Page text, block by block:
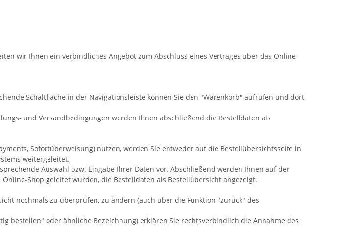
wir Ihnen ein verbindliches Angebot zum Abschluss eines Vertrages über das Online-
Schaltfläche in der Navigationsleiste können Sie den "Warenkorb" aufrufen und dort
und Versandbedingungen werden Ihnen abschließend die Bestelldaten als
Sofortüberweisung) nutzen, werden Sie entweder auf die Bestellübersichtsseite in
weitergeleitet.
Auswahl bzw. Eingabe Ihrer Daten vor. Abschließend werden Ihnen auf der
Shop geleitet wurden, die Bestelldaten als Bestellübersicht angezeigt.
nochmals zu überprüfen, zu ändern (auch über die Funktion "zurück" des
bestellen" oder ähnliche Bezeichnung) erklären Sie rechtsverbindlich die Annahme des